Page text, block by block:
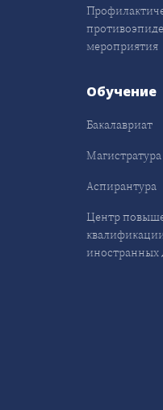
мероприятия
Обучение
Бакалавриат
Магистратура
Аспирантура
Центр
иностранных